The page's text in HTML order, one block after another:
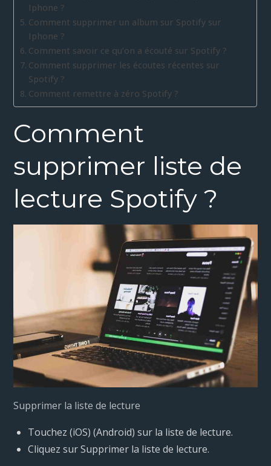
Iphone ?
Comment supprimer un album sur Spotify sur
Iphone ?
Comment savoir ce qu’on a écouté sur Spotify ?
Comment supprimer les écoutes récentes sur
Spotify ?
Comment remettre à zéro Spotify ?
Comment
supprimer liste de
lecture Spotify ?
Supprimer la liste de lecture
Touchez (iOS) (Android) sur la liste de lecture.
Cliquez sur Supprimer la liste de lecture.